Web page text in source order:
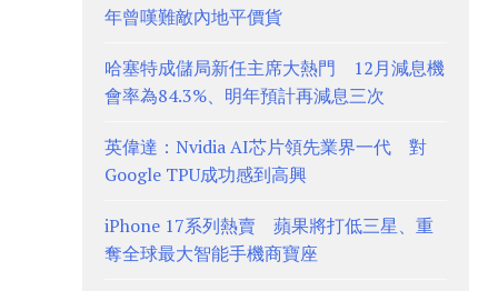
年曾嘆難敵內地平價貨
哈塞特成儲局新任主席大熱門 12月減息機
會率為84.3%、明年預計再減息三次
英偉達：Nvidia AI芯片領先業界一代 對
Google TPU成功感到高興
iPhone 17系列熱賣 蘋果將打低三星、重
奪全球最大智能手機商寶座